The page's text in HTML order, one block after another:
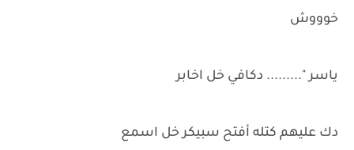
خوووش
ياسر "......... دكافي خل اخابر
دك عليهم كتله أفتح سبيكر خل اسمع